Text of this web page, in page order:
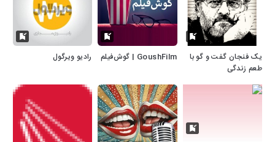
یک فنجان گفت و گو با
طعم زندگی
GoushFilm | گوش‌فیلم رادیو ویرگول